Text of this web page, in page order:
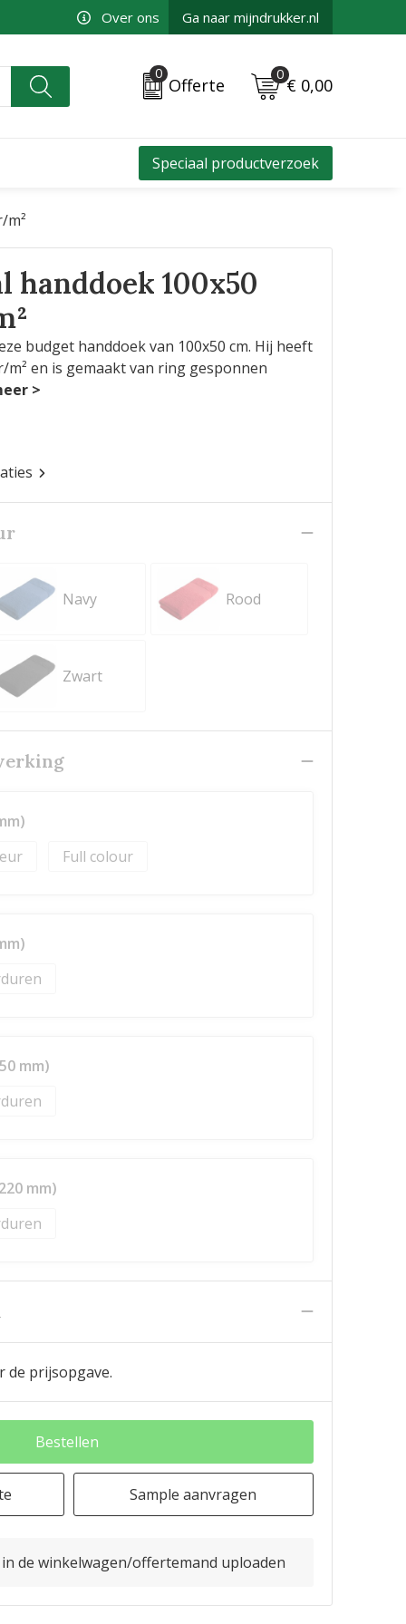
Over ons Ga naar mijndrukker.nl
0
Offerte
0
€ 0,00
Speciaal productverzoek
m²
handdoek 100x50
budget handdoek van 100x50 cm. Hij heeft
m² en is gemaakt van ring gesponnen
Navy Rood
Zwart
Full colour
mm)
mm)
de prijsopgave.
Bestellen
Sample aanvragen
de winkelwagen/offertemand uploaden